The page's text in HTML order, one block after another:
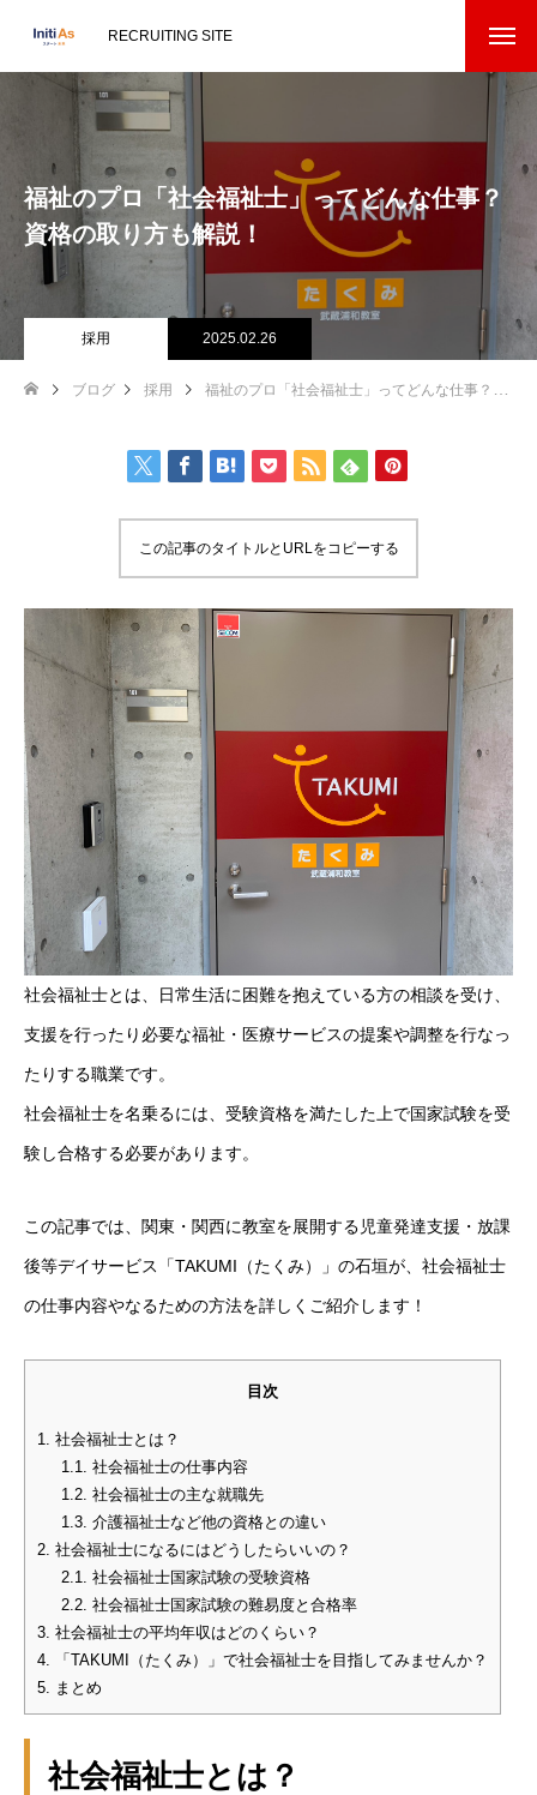
RECRUITING SITE
福祉のプロ「社会福祉士」ってどんな仕事？
資格の取り方も解説！
採用 2025.02.26
ブログ 採用 福祉のプロ「社会福祉士」ってどんな仕事？資格の取り方も解説！
この記事のタイトルとURLをコピーする
社会福祉士とは、日常生活に困難を抱えている方の相談を受け、
支援を行ったり必要な福祉・医療サービスの提案や調整を行なっ
たりする職業です。
社会福祉士を名乗るには、受験資格を満たした上で国家試験を受
験し合格する必要があります。
この記事では、関東・関西に教室を展開する児童発達支援・放課
後等デイサービス「TAKUMI（たくみ）」の石垣が、社会福祉士
の仕事内容やなるための方法を詳しくご紹介します！
目次
1. 社会福祉士とは？
1.1. 社会福祉士の仕事内容
1.2. 社会福祉士の主な就職先
1.3. 介護福祉士など他の資格との違い
2. 社会福祉士になるにはどうしたらいいの？
2.1. 社会福祉士国家試験の受験資格
2.2. 社会福祉士国家試験の難易度と合格率
3. 社会福祉士の平均年収はどのくらい？
4. 「TAKUMI（たくみ）」で社会福祉士を目指してみませんか？
5. まとめ
社会福祉士とは？